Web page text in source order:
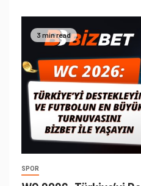
3 min read
SPOR